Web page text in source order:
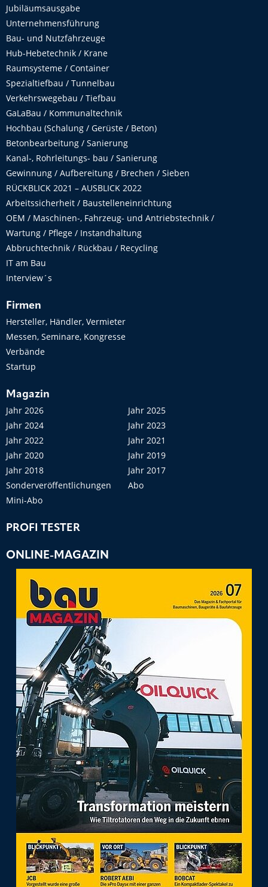
Jubiläumsausgabe
Unternehmensführung
Bau- und Nutzfahrzeuge
Hub-Hebetechnik / Krane
Raumsysteme / Container
Spezialtiefbau / Tunnelbau
Verkehrswegebau / Tiefbau
GaLaBau / Kommunaltechnik
Hochbau (Schalung / Gerüste / Beton)
Betonbearbeitung / Sanierung
Kanal-, Rohrleitungs- bau / Sanierung
Gewinnung / Aufbereitung / Brechen / Sieben
RÜCKBLICK 2021 – AUSBLICK 2022
Arbeitssicherheit / Baustelleneinrichtung
OEM / Maschinen-, Fahrzeug- und Antriebstechnik /
Wartung / Pflege / Instandhaltung
Abbruchtechnik / Rückbau / Recycling
IT am Bau
Interview´s
Firmen
Hersteller, Händler, Vermieter
Messen, Seminare, Kongresse
Verbände
Startup
Magazin
Jahr 2026
Jahr 2025
Jahr 2024
Jahr 2023
Jahr 2022
Jahr 2021
Jahr 2020
Jahr 2019
Jahr 2018
Jahr 2017
Sonderveröffentlichungen
Abo
Mini-Abo
PROFI TESTER
ONLINE-MAGAZIN